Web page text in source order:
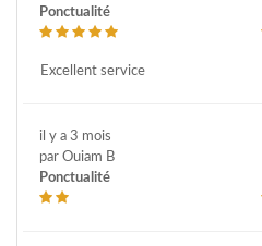
Ponctualité
Excellent service
il y a 3 mois
par Ouiam B
Ponctualité